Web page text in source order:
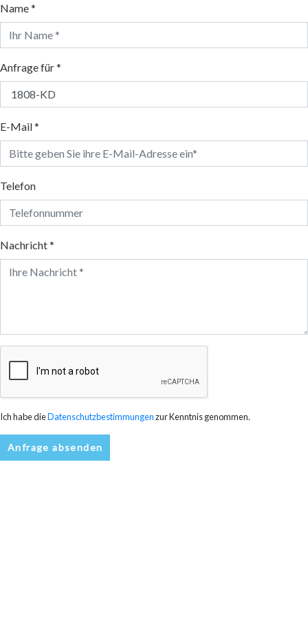
Name *
Anfrage für *
E-Mail *
Telefon
Nachricht *
Ich habe dieDatenschutzbestimmungenzur Kenntnis genommen.